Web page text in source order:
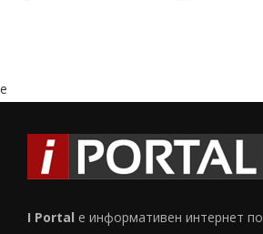
e
I Portal е информативен интернет